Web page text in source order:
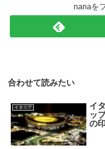
nanaを
合わせて読みたい
イタリア
イ
ッ
の